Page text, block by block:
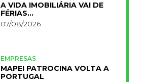
A VIDA IMOBILIÁRIA VAI DE
FÉRIAS…
07/08/2026
EMPRESAS
MAPEI PATROCINA VOLTA A
PORTUGAL